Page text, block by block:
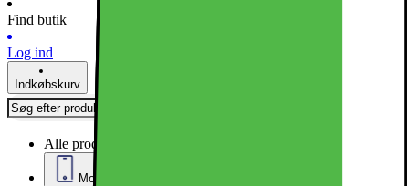
Find butik
Log ind
Indkøbskurv
Alle produkter
Mobil, Tablet & Smartwatch